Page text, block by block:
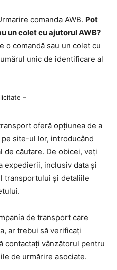
comanda AWB. Pot
un colet cu ajutorul AWB?
o comandă sau un colet cu
unic de identificare al
–
oferă opțiunea de a
site-ul lor, introducând
de căutare. De obicei, veți
expedierii, inclusiv data și
transportului și detaliile
de transport care
ar trebui să verificați
contactați vânzătorul pentru
de urmărire asociate.